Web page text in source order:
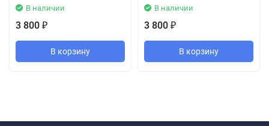
В наличии
3 800 ₽
В корзину
В наличии
3 800 ₽
В корзину